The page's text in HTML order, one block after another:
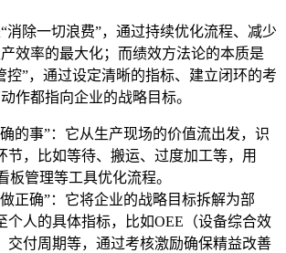
消除一切浪费”，通过持续优化流程、减少
效率的最大化；而绩效方法论的本质是
控”，通过设定清晰的指标、建立闭环的考
作都指向企业的战略目标。
的事”：它从生产现场的价值流出发，识
节，比如等待、搬运、过度加工等，用
板管理等工具优化流程。
正确”：它将企业的战略目标拆解为部
个人的具体指标，比如OEE（设备综合效
交付周期等，通过考核激励确保精益改善